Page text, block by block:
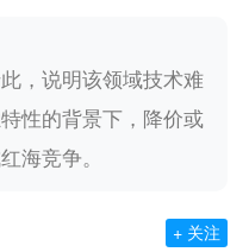
，说明该领域技术难
性的背景下，降价或
海竞争。
+ 关注